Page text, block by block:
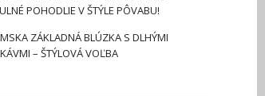
POHODLIE V ŠTÝLE PÔVABU!
ZÁKLADNÁ BLÚZKA S DLHÝMI
– ŠTÝLOVÁ VOĽBA